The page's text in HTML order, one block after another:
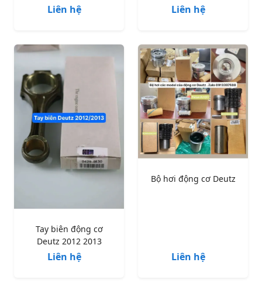
Liên hệ Liên hệ
Tay biên động cơ
Deutz 2012 2013
Liên hệ
Bộ hơi động cơ Deutz
Liên hệ